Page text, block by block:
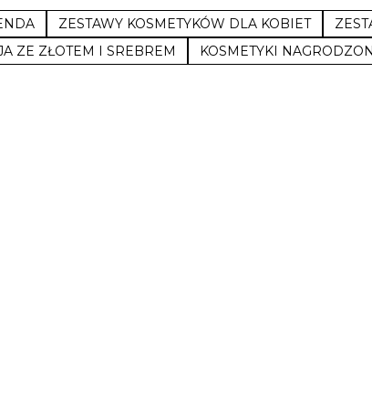
ZESTAWY KOSMETYKÓW DLA KOBIET
ZE ZŁOTEM I SREBREM KOSMETYKI